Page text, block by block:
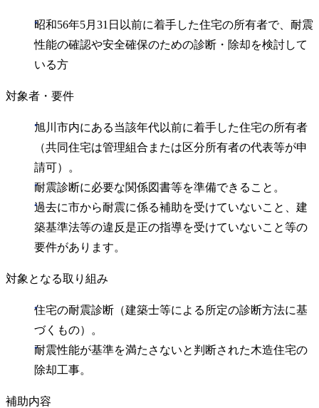
昭和56年5月31日以前に着手した住宅の所有者で、耐震
性能の確認や安全確保のための診断・除却を検討して
いる方
対象者・要件
旭川市内にある当該年代以前に着手した住宅の所有者
（共同住宅は管理組合または区分所有者の代表等が申
請可）。
耐震診断に必要な関係図書等を準備できること。
過去に市から耐震に係る補助を受けていないこと、建
築基準法等の違反是正の指導を受けていないこと等の
要件があります。
対象となる取り組み
住宅の耐震診断（建築士等による所定の診断方法に基
づくもの）。
耐震性能が基準を満たさないと判断された木造住宅の
除却工事。
補助内容